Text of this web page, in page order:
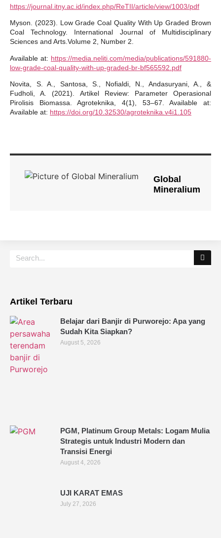
https://journal.itny.ac.id/index.php/ReTII/article/view/1003/pdf
Myson. (2023). Low Grade Coal Quality With Up Graded Brown
Coal Technology. International Journal of Multidisciplinary
Sciences and Arts.Volume 2, Number 2.
Available at: https://media.neliti.com/media/publications/591880-
low-grade-coal-quality-with-up-graded-br-bf565592.pdf
Novita, S. A., Santosa, S., Nofialdi, N., Andasuryani, A., &
Fudholi, A. (2021). Artikel Review: Parameter Operasional
Pirolisis Biomassa. Agroteknika, 4(1), 53–67. Available at:
Available at: https://doi.org/10.32530/agroteknika.v4i1.105
Global
Mineralium
Artikel Terbaru
Belajar dari Banjir di Purworejo: Apa yang
Sudah Kita Siapkan?
August 5, 2026
PGM, Platinum Group Metals: Logam Mulia
Strategis untuk Industri Modern dan
Transisi Energi
August 4, 2026
UJI KARAT EMAS
July 27, 2026